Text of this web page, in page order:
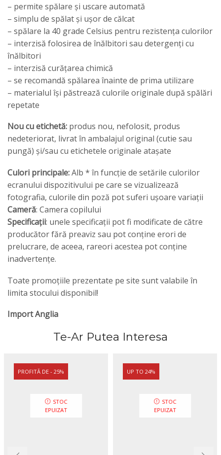
– permite spălare și uscare automată
– simplu de spălat și ușor de călcat
– spălare la 40 grade Celsius pentru rezistența culorilor
– interzisă folosirea de înălbitori sau detergenți cu
înălbitori
– interzisă curățarea chimică
– se recomandă spălarea înainte de prima utilizare
– materialul își păstrează culorile originale după spălări
repetate
Nou cu etichetă: produs nou, nefolosit, produs
nedeteriorat, livrat în ambalajul original (cutie sau
pungă) și/sau cu etichetele originale atașate
Culori principale:Alb * în funcție de setările culorilor
ecranului dispozitivului pe care se vizualizează
fotografia, culorile din poză pot suferi ușoare variații
Cameră: Camera copilului
Specificații: unele specificații pot fi modificate de către
producător fără preaviz sau pot conține erori de
prelucrare, de aceea, rareori acestea pot conține
inadvertențe.
Toate promoțiile prezentate pe site sunt valabile în
limita stocului disponibil!
Import Anglia
Te-Ar Putea Interesa
PROFITĂ DE - 25%
STOC
EPUIZAT
UP TO 24%
STOC
EPUIZAT